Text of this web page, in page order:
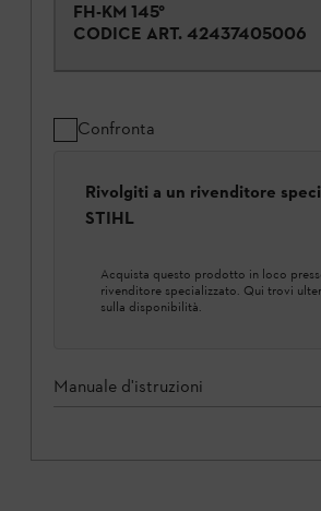
FH-KM 145°
CODICE ART. 42437405006
Confronta
Rivolgiti a un rivenditore
STIHL
Acquista questo prodotto in loco
rivenditore specializzato. Qui trovi
sulla disponibilità.
Manuale d'istruzioni